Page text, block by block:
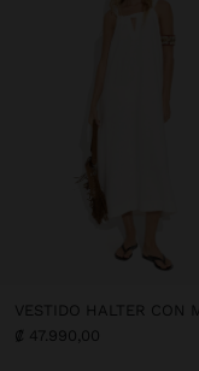
₡ 47.990,00